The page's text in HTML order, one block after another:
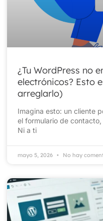
¿Tu WordPress no
electrónicos? Esto
arreglarlo)
Imagina esto: un cliente
el formulario de
Ni a ti
mayo 5, 2026 No hay